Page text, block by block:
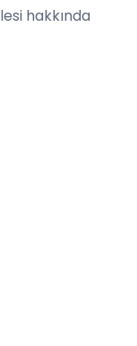
hakkında